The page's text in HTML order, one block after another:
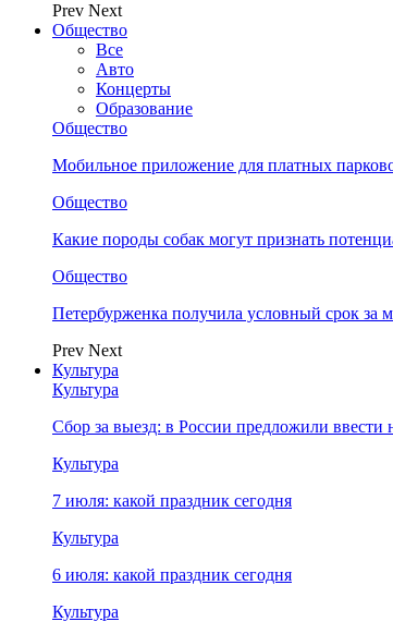
Prev Next
Общество
Все
Авто
Концерты
Образование
Общество
Мобильное приложение для платных
Общество
Какие породы собак могут признать
Общество
Петербурженка получила условный срок за
Prev Next
Культура
Культура
Сбор за выезд: в России предложили ввести
Культура
7 июля: какой праздник сегодня
Культура
6 июля: какой праздник сегодня
Культура